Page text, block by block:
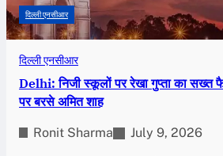
दिल्ली एनसीआर
दिल्ली एनसीआर
Delhi: निजी स्कूलों पर रेखा गुप्ता का सख्त
पर बरसे अमित शाह
Ronit Sharma July 9, 2026